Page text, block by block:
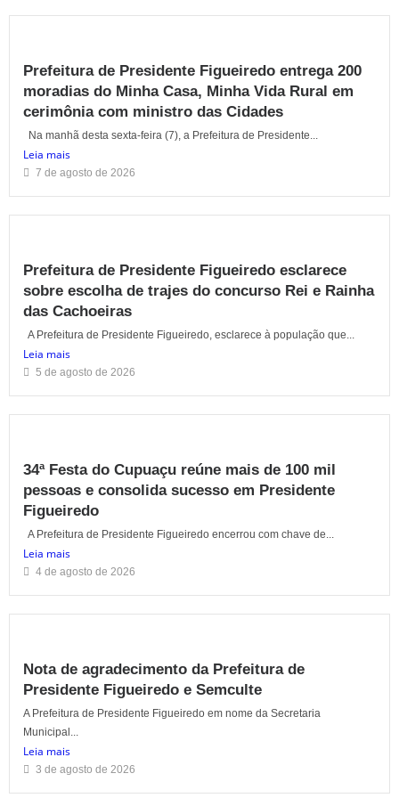
Prefeitura de Presidente Figueiredo entrega 200
moradias do Minha Casa, Minha Vida Rural em
cerimônia com ministro das Cidades
Na manhã desta sexta-feira (7), a Prefeitura de Presidente...
Leia mais
7 de agosto de 2026
Prefeitura de Presidente Figueiredo esclarece
sobre escolha de trajes do concurso Rei e Rainha
das Cachoeiras
A Prefeitura de Presidente Figueiredo, esclarece à população que...
Leia mais
5 de agosto de 2026
34ª Festa do Cupuaçu reúne mais de 100 mil
pessoas e consolida sucesso em Presidente
Figueiredo
A Prefeitura de Presidente Figueiredo encerrou com chave de...
Leia mais
4 de agosto de 2026
Nota de agradecimento da Prefeitura de
Presidente Figueiredo e Semculte
A Prefeitura de Presidente Figueiredo em nome da Secretaria
Municipal...
Leia mais
3 de agosto de 2026